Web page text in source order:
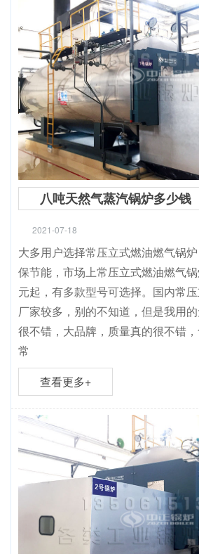
八吨天然气蒸汽锅炉多少钱
2021-07-18
大多用户选择常压立式燃油燃气锅
保节能，市场上常压立式燃油燃气
元起，有多款型号可选择。国内常
厂家较多，别的不知道，但是我用
很不错，大品牌，质量真的很不错
常
查看更多+